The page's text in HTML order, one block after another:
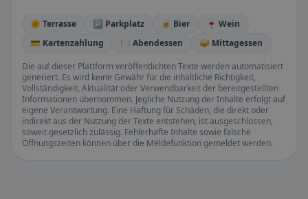
🌞 Terrasse 🅿️ Parkplatz 🍺 Bier
🍷 Wein
💳 Kartenzahlung
🍽️ Abendessen
🥪 Mittagessen
Die auf dieser Plattform veröffentlichten Texte werden automatisiert
generiert. Es wird keine Gewähr für die inhaltliche Richtigkeit,
Vollständigkeit, Aktualität oder Verwendbarkeit der bereitgestellten
Informationen übernommen. Jegliche Nutzung der Inhalte erfolgt auf
eigene Verantwortung. Eine Haftung für Schäden, die direkt oder
indirekt aus der Nutzung der Texte entstehen, ist ausgeschlossen,
soweit gesetzlich zulässig. Fehlerhafte Inhalte sowie falsche
Öffnungszeiten können über die Meldefunktion gemeldet werden.